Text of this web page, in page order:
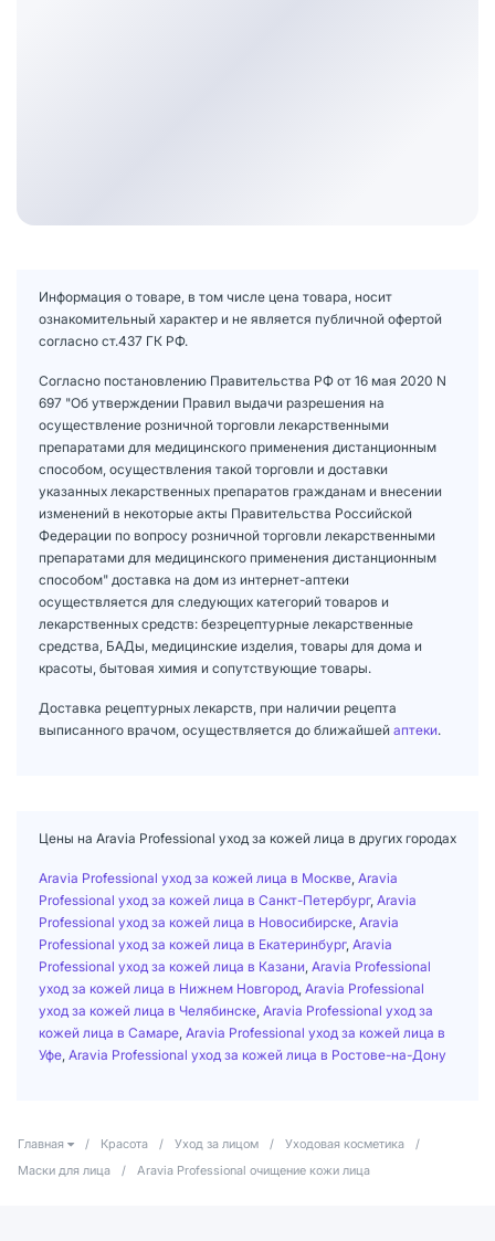
Информация о товаре, в том числе цена товара, носит
ознакомительный характер и не является публичной офертой
согласно ст.437 ГК РФ.
Согласно постановлению Правительства РФ от 16 мая 2020 N
697 "Об утверждении Правил выдачи разрешения на
осуществление розничной торговли лекарственными
препаратами для медицинского применения дистанционным
способом, осуществления такой торговли и доставки
указанных лекарственных препаратов гражданам и внесении
изменений в некоторые акты Правительства Российской
Федерации по вопросу розничной торговли лекарственными
препаратами для медицинского применения дистанционным
способом" доставка на дом из интернет-аптеки
осуществляется для следующих категорий товаров и
лекарственных средств: безрецептурные лекарственные
средства, БАДы, медицинские изделия, товары для дома и
красоты, бытовая химия и сопутствующие товары.
Доставка рецептурных лекарств, при наличии рецепта
выписанного врачом, осуществляется до ближайшей аптеки.
Цены на Aravia Professional уход за кожей лица в других городах
Aravia Professional уход за кожей лица в Москве Aravia
Professional уход за кожей лица в Санкт-Петербург, Aravia
Professional уход за кожей лица в Новосибирске Aravia
Professional уход за кожей лица в Екатеринбург, Aravia
Professional уход за кожей лица в Казани Aravia Professional
уход за кожей лица в Нижнем Новгород Aravia Professional
уход за кожей лица в Челябинске Aravia Professional уход за
кожей лица в Самаре Aravia Professional уход за кожей лица в
Уфе Aravia Professional уход за кожей лица в Ростове-на-Дону
Главная / Красота / Уход за лицом / Уходовая косметика
/
Маски для лица
/ Aravia Professional очищение кожи лица